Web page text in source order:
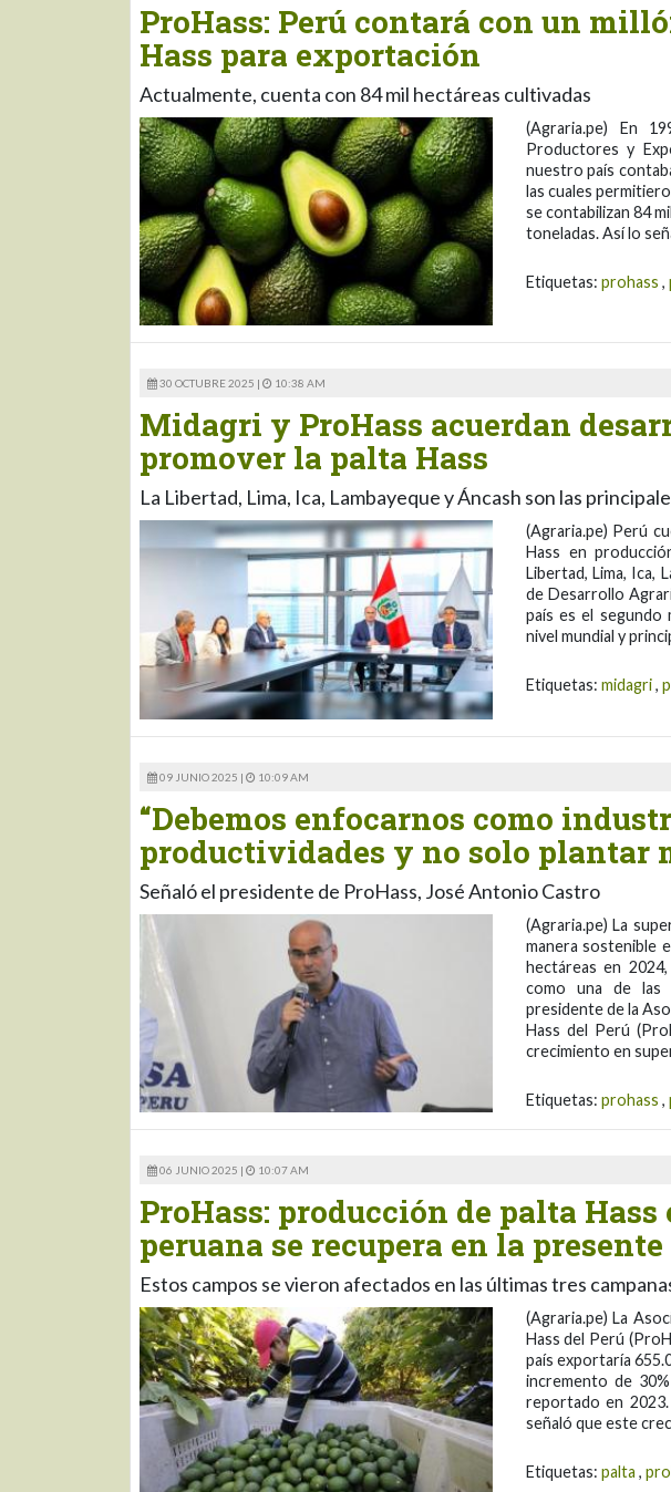
ProHass: Perú contará con un
Hass para exportación
Actualmente, cuenta con 84 mil hectáreas cultivadas
(Agraria.pe) En
Productores y
nuestro país
las cuales
se contabilizan 84
toneladas. Así lo
Etiquetas: prohass ,
30 OCTUBRE 2025 | 10:38 AM
Midagri y ProHass acuerdan
promover la palta Hass
La Libertad, Lima, Ica, Lambayeque y Áncash son las
(Agraria.pe) Perú
Hass en
Libertad, Lima, Ica,
de Desarrollo
país es el
nivel mundial y
Etiquetas: midagri,
09 JUNIO 2025 | 10:09 AM
“Debemos enfocarnos como
productividades y no solo plantar
Señaló el presidente de ProHass, José Antonio Castro
(Agraria.pe) La
manera sostenible
hectáreas en
como una de las
presidente de la
Hass del Perú
crecimiento en
Etiquetas: prohass ,
06 JUNIO 2025 | 10:07 AM
ProHass: producción de palta
peruana se recupera en la
Estos campos se vieron afectados en las últimas tres
(Agraria.pe) La
Hass del Perú
país exportaría
incremento de
reportado en
señaló que este
Etiquetas: palta ,